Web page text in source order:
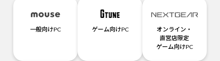
一般向けPC ゲーム向けPC
オンライン・
直営店限定
ゲーム向けPC